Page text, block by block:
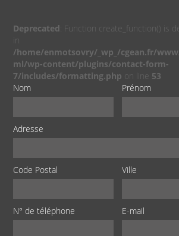
Deprecated: Function create_function() is
in
/home/enmotsovry/_wp_/cgean.fr/
ml/wp-content/plugins/contact-form-
7/includes/formatting.php on line 53
Nom
Prénom
Adresse
Code Postal Ville
N° de téléphone E-mail